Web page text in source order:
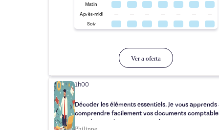
Matin
Après-midi
Soir
Ver a oferta
1h00
Décoder les éléments essentiels. Je vous apprends
comprendre facilement vos documents
tirer des insights pour votre réussite.